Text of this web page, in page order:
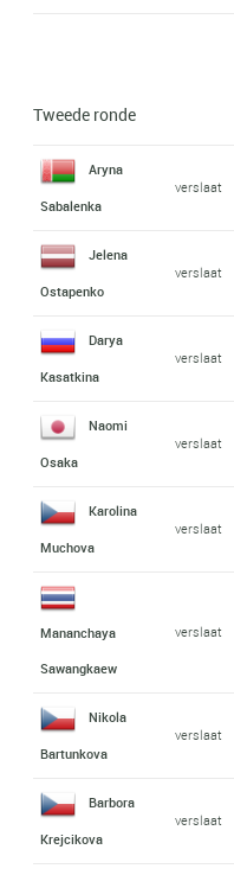
Tweede ronde
Aryna
Sabalenka
verslaat
Jelena
Ostapenko
verslaat
Darya
Kasatkina
verslaat
Naomi
Osaka
verslaat
Karolina
Muchova
verslaat
Mananchaya
Sawangkaew
verslaat
Nikola
Bartunkova
verslaat
Barbora
Krejcikova
verslaat